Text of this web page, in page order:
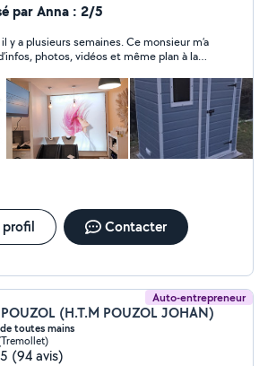
& faïence - Montage de meubles
- Conseils
avec
Une réparation ?
rapide ? Contactez-moi (06-84-87-48-
assurée.
par Anna : 2/5
y a plusieurs semaines. Ce monsieur m’a
photos, vidéos et même plan à la
toujours sans réponse. Je ne
réactif du tout.
profil Contacter
Auto-entrepreneur
(H.T.M POUZOL JOHAN)
toutes mains
(94 avis)